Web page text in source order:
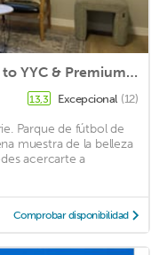
Private & Peaceful Retreat Close to YYC & Premium Outlet Mall
13,3 Excepcional (12)
Parque de fútbol de
muestra de la belleza
acercarte a
Comprobar disponibilidad